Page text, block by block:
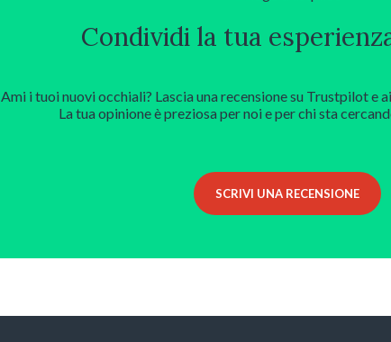
Condividi la tua
Ami i tuoi nuovi occhiali? Lascia una recensione su Trustpilot e
La tua opinione è preziosa per noi e per chi sta
SCRIVI UNA RECENSIONE